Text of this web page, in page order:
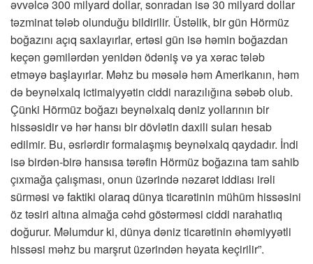
əvvəlcə 300 milyard dollar, sonradan isə 30 milyard dollar
təzminat tələb olunduğu bildirilir. Üstəlik, bir gün Hörmüz
boğazını açıq saxlayırlar, ertəsi gün isə həmin boğazdan
keçən gəmilərdən yenidən ödəniş və ya xərac tələb
etməyə başlayırlar. Məhz bu məsələ həm Amerikanın, həm
də beynəlxalq ictimaiyyətin ciddi narazılığına səbəb olub.
Çünki Hörmüz boğazı beynəlxalq dəniz yollarının bir
hissəsidir və hər hansı bir dövlətin daxili suları hesab
edilmir. Bu, əsrlərdir formalaşmış beynəlxalq qaydadır. İndi
isə birdən-birə hansısa tərəfin Hörmüz boğazına tam sahib
çıxmağa çalışması, onun üzərində nəzarət iddiası irəli
sürməsi və faktiki olaraq dünya ticarətinin mühüm hissəsini
öz təsiri altına almağa cəhd göstərməsi ciddi narahatlıq
doğurur. Məlumdur ki, dünya dəniz ticarətinin əhəmiyyətli
hissəsi məhz bu marşrut üzərindən həyata keçirilir”.